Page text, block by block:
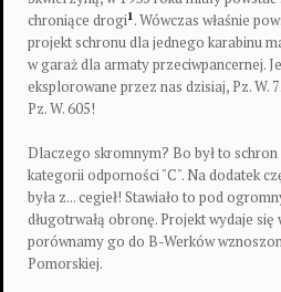
chroniące drogi1. Wówczas właśnie
projekt schronu dla jednego karabinu
w garaż dla armaty przeciwpancernej.
eksplorowane przez nas dzisiaj, Pz. W.
Pz. W. 605!
Dlaczego skromnym? Bo był to
kategorii odporności "C". Na dodatek
była z... cegieł! Stawiało to pod
długotrwałą obronę. Projekt wydaje
porównamy go do B-Werków
Pomorskiej.